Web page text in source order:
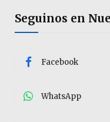
Seguinos en
Facebook
WhatsApp